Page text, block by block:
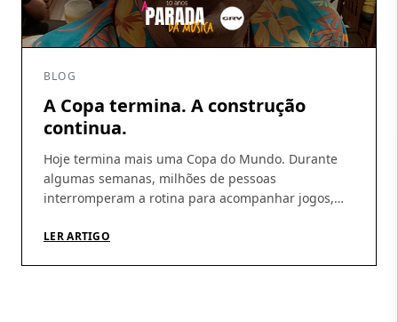
BLOG
A Copa termina. A construção
continua.
Hoje termina mais uma Copa do Mundo. Durante
algumas semanas, milhões de pessoas
interromperam a rotina para acompanhar jogos,
acreditar. A Copa tem essa capacidade rara de
LER ARTIGO